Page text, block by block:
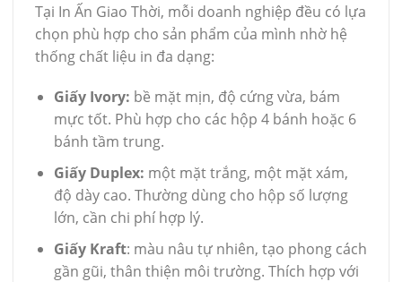
Tại In Ấn Giao Thời, mỗi doanh nghiệp đều có lựa
chọn phù hợp cho sản phẩm của mình nhờ hệ
thống chất liệu in đa dạng:
Giấy Ivory: bề mặt mịn, độ cứng vừa, bám
mực tốt. Phù hợp cho các hộp 4 bánh hoặc 6
bánh tầm trung.
Giấy Duplex: một mặt trắng, một mặt xám,
độ dày cao. Thường dùng cho hộp số lượng
lớn, cần chi phí hợp lý.
Giấy Kraft: màu nâu tự nhiên, tạo phong cách
gần gũi, thân thiện môi trường. Thích hợp với